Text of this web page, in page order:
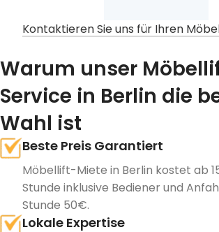
Kontaktieren Sie uns für Ihren
Warum unser
Service in Berlin die
Wahl ist
Beste Preis Garantiert
Möbellift-Miete in Berlin kostet ab
Stunde inklusive Bediener und
Stunde 50€.
Lokale Expertise